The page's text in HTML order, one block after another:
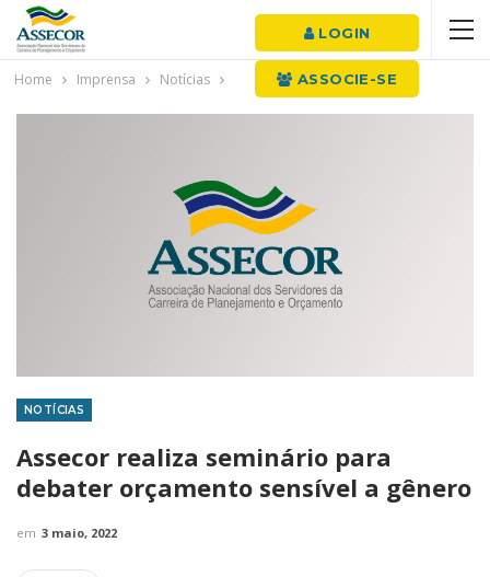
LOGIN
ASSOCIE-SE
Home Imprensa Notícias
NOTÍCIAS
Assecor realiza seminário para
debater orçamento sensível a gênero
em 3 maio, 2022